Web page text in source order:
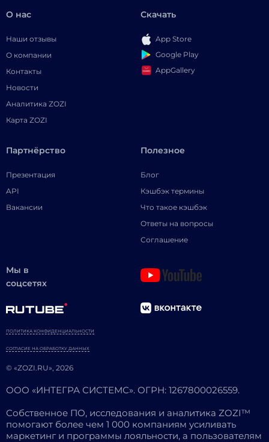
О нас
Наши отзывы
О компании
Контакты
Новости
Аналитика ZOZI
Карта ZOZI
Скачать
App Store
Google Play
AppGallery
Партнёрство
Презентация
API
Вакансии
Полезное
Блог
Кэшбэк термины
Что такое кэшбэк
Ответы на вопросы
Соглашение
Мы в
соцсетях
© «ZOZI.RU», 2026
ПОЛИТИКА КОНФИДЕНЦИАЛЬНОСТИ
СОГЛАСИЕ НА ОБРАБОТКУ ДАННЫХ
ООО «ИНТЕГРА СИСТЕМС». ОГРН: 1267800026559.
Собственное ПО, исследования и аналитика ZOZI™
помогают более чем 1 000 компаниям усиливать
маркетинг и программы лояльности, а пользователям